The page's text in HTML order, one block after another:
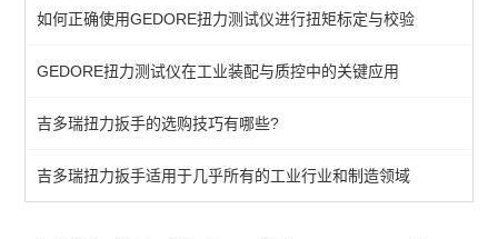
棘轮头
动态扭矩测试仪
扭力测试仪
接地螺柱扳手
如何正确使用GEDORE扭力测试仪进行扭矩标定与校验
GEDORE扭力测试仪在工业装配与质控中的关键应用
吉多瑞扭力扳手的选购技巧有哪些?
吉多瑞扭力扳手适用于几乎所有的工业行业和制造领域